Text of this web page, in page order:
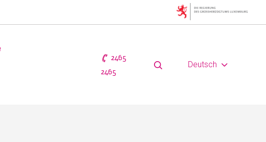
2465
2465
Deutsch